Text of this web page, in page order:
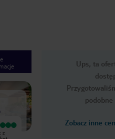
Ups, ta
Zobacz inne
Next slide
1/45
z